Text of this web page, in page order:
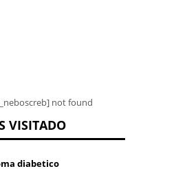
not found
VISITADO
diabetico